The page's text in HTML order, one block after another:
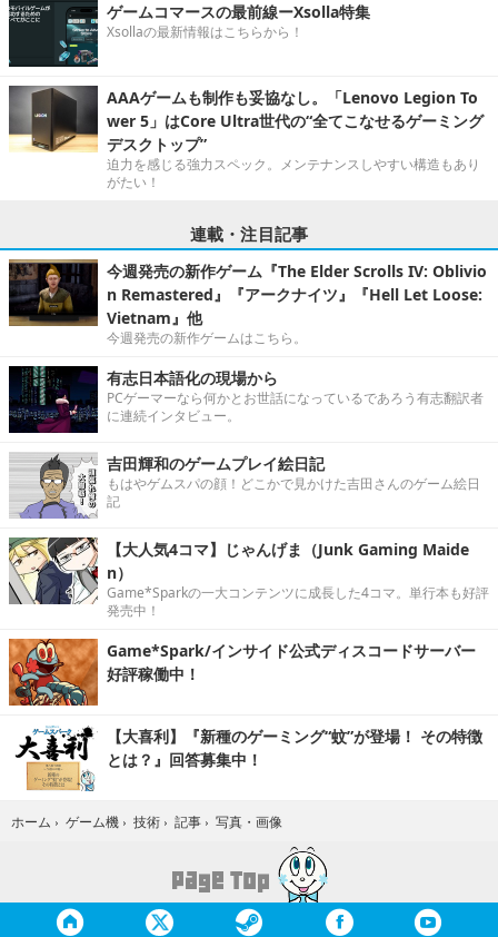
ゲームコマースの最前線ーXsolla特集
Xsollaの最新情報はこちらから！
AAAゲームも制作も妥協なし。「Lenovo Legion To
wer 5」はCore Ultra世代の“全てこなせるゲーミング
デスクトップ”
迫力を感じる強力スペック。メンテナンスしやすい構造もあり
がたい！
連載・注目記事
今週発売の新作ゲーム『The Elder Scrolls IV: Oblivio
n Remastered』『アークナイツ』『Hell Let Loose:
Vietnam』他
今週発売の新作ゲームはこちら。
有志日本語化の現場から
PCゲーマーなら何かとお世話になっているであろう有志翻訳者
に連続インタビュー。
吉田輝和のゲームプレイ絵日記
もはやゲムスパの顔！どこかで見かけた吉田さんのゲーム絵日
記
【大人気4コマ】じゃんげま（Junk Gaming Maide
n）
Game*Sparkの一大コンテンツに成長した4コマ。単行本も好評
発売中！
Game*Spark/インサイド公式ディスコードサーバー
好評稼働中！
【大喜利】『新種のゲーミング“蚊”が登場！ その特徴
とは？』回答募集中！
ホーム › ゲーム機 › 技術 › 記事 › 写真・画像